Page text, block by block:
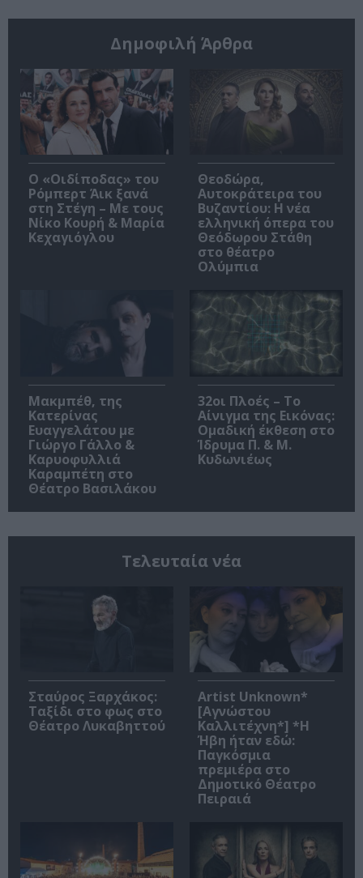
Δημοφιλή Άρθρα
O «Οιδίποδας» του
Ρόμπερτ Άικ ξανά
στη Στέγη – Με τους
Νίκο Κουρή & Μαρία
Κεχαγιόγλου
Θεοδώρα,
Αυτοκράτειρα του
Βυζαντίου: Η νέα
ελληνική όπερα του
Θεόδωρου Στάθη
στο θέατρο
Ολύμπια
Μακμπέθ, της
Κατερίνας
Ευαγγελάτου με
Γιώργο Γάλλο &
Καρυοφυλλιά
Καραμπέτη στο
Θέατρο Βασιλάκου
32οι Πλοές – Το
Αίνιγμα της Εικόνας:
Ομαδική έκθεση στο
Ίδρυμα Π. & Μ.
Κυδωνιέως
Τελευταία νέα
Σταύρος Ξαρχάκος:
Ταξίδι στο φως στο
Θέατρο Λυκαβηττού
Artist Unknown*
[Αγνώστου
Καλλιτέχνη*] *Η
Ήβη ήταν εδώ:
Παγκόσμια
πρεμιέρα στο
Δημοτικό Θέατρο
Πειραιά